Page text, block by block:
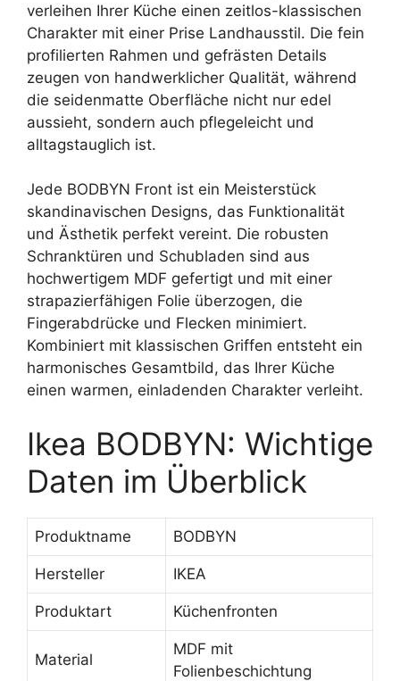
verleihen Ihrer Küche einen zeitlos-klassischen
Charakter mit einer Prise Landhausstil. Die fein
profilierten Rahmen und gefrästen Details
zeugen von handwerklicher Qualität, während
die seidenmatte Oberfläche nicht nur edel
aussieht, sondern auch pflegeleicht und
alltagstauglich ist.
Jede BODBYN Front ist ein Meisterstück
skandinavischen Designs, das Funktionalität
und Ästhetik perfekt vereint. Die robusten
Schranktüren und Schubladen sind aus
hochwertigem MDF gefertigt und mit einer
strapazierfähigen Folie überzogen, die
Fingerabdrücke und Flecken minimiert.
Kombiniert mit klassischen Griffen entsteht ein
harmonisches Gesamtbild, das Ihrer Küche
einen warmen, einladenden Charakter verleiht.
Ikea BODBYN: Wichtige
Daten im Überblick
Produktname BODBYN
Hersteller IKEA
Produktart Küchenfronten
Material
MDF mit
Folienbeschichtung